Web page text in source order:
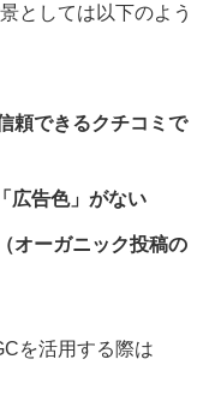
としては以下のよう
頼できるクチコミで
広告色」がない
オーガニック投稿の
を活用する際は